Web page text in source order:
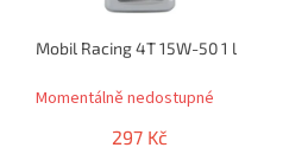
Mobil Racing 4T 15W-50 1 l
Momentálně nedostupné
297 Kč